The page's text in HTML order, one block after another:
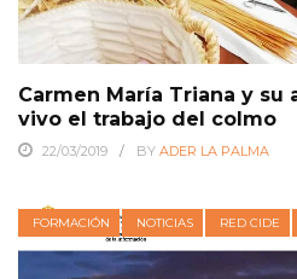
Carmen María Triana y su
vivo el trabajo del colmo
22/03/2019 BY ADER LA PALMA
FORMACIÓN NOTICIAS RED CIDE